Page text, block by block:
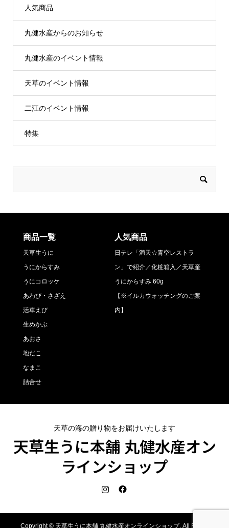
人気商品
丸健水産からのお知らせ
丸健水産のイベント情報
天草のイベント情報
二江のイベント情報
特集
商品一覧
天草生うに
うにからすみ
うにコロッケ
あわび・さざえ
活車えび
生めかぶ
あおさ
地だこ
なまこ
詰合せ
人気商品
日テレ「満天☆青空レストラ
ン」で紹介／化粧箱入／天草産
うにからすみ 60g
【※イルカウォッチングのご案
内】
天草の海の贈り物をお届けいたします
天草生うに本舗 丸健水産オン
ラインショップ
Copyright ©天草生うに本舗 丸健水産オンラインショップ. All Rights